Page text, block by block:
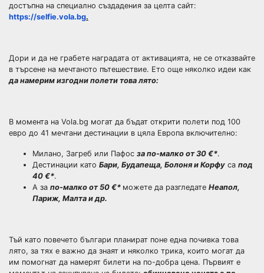
достъпна на специално създадения за целта сайт:
https://selfie.vola.bg.
Дори и да не грабете наградата от активацията, не се отказвайте
в търсене на мечтаното пътешествие. Ето още няколко идеи как
да намерим изгодни полети това лято:
В момента на Vola.bg могат да бъдат открити полети под 100
евро до 41 мечтани дестинации в цяла Европа включително:
Милано, Загреб или Пафос за по-малко от 30 €*.
Дестинации като Бари, Будапеща, Болоня и Корфу са под
40 €*.
А за по-малко от 50 €* можете да разгледате Неапол,
Париж, Малта и др.
Тъй като повечето българи планират поне една почивка това
лято, за тях е важно да знаят и няколко трика, които могат да
им помогнат да намерят билети на по-добра цена. Първият е